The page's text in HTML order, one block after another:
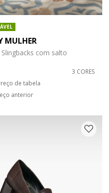
MULHER
com salto
3 CORES
from
de tabela
anterior